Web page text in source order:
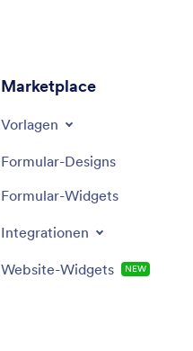
Marketplace
Vorlagen
Formular-Designs
Formular-Widgets
Integrationen
Website-Widgets NEW